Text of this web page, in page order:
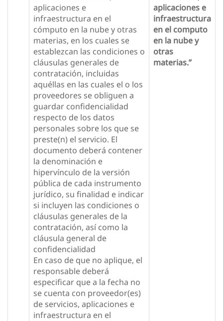
aplicaciones e
infraestructura en el
cómputo en la nube y otras
materias, en los cuales se
establezcan las condiciones o
cláusulas generales de
contratación, incluidas
aquéllas en las cuales el o los
proveedores se obliguen a
guardar confidencialidad
respecto de los datos
personales sobre los que se
preste(n) el servicio. El
documento deberá contener
la denominación e
hipervínculo de la versión
pública de cada instrumento
jurídico, su finalidad e indicar
si incluyen las condiciones o
cláusulas generales de la
contratación, así como la
cláusula general de
confidencialidad
En caso de que no aplique, el
responsable deberá
especificar que a la fecha no
se cuenta con proveedor(es)
de servicios, aplicaciones e
infraestructura en el
aplicaciones e
infraestructura
en el computo
en la nube y
otras
materias.”